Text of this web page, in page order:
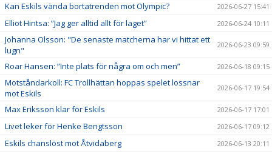
Kan Eskils vända bortatrenden mot Olympic? 2026-06-27 15:41
Elliot Hintsa: ”Jag ger alltid allt för laget” 2026-06-24 10:11
Johanna Olsson: "De senaste matcherna har vi hittat ett
lugn"
2026-06-23 09:59
Roar Hansen: ”Inte plats för några om och men” 2026-06-18 09:15
Motståndarkoll: FC Trollhättan hoppas spelet lossnar
mot Eskils
2026-06-17 19:54
Max Eriksson klar för Eskils 2026-06-17 17:01
Livet leker för Henke Bengtsson 2026-06-17 09:12
Eskils chanslöst mot Åtvidaberg 2026-06-13 20:11